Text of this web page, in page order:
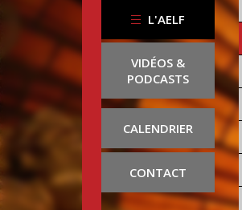
L'AELF
VIDÉOS &
PODCASTS
CALENDRIER
CONTACT